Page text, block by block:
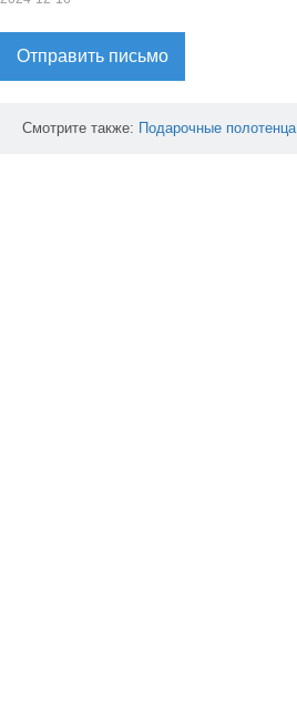
Отправить письмо
Смотрите также: Подарочные полотенца